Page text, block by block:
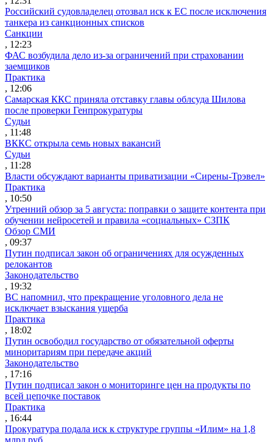
Российский судовладелец отозвал иск к ЕС после исключения
танкера из санкционных списков
Санкции
, 12:23
ФАС возбудила дело из-за ограничений при страховании
заемщиков
Практика
, 12:06
Самарская ККС приняла отставку главы облсуда Шилова
после проверки Генпрокуратуры
Судьи
, 11:48
ВККС открыла семь новых вакансий
Судьи
, 11:28
Власти обсуждают варианты приватизации «Сирены-Трэвел»
Практика
, 10:50
Утренний обзор за 5 августа: поправки о защите контента при
обучении нейросетей и правила «социальных» СЗПК
Обзор СМИ
, 09:37
Путин подписал закон об ограничениях для осужденных
релокантов
Законодательство
, 19:32
ВС напомнил, что прекращение уголовного дела не
исключает взыскания ущерба
Практика
, 18:02
Путин освободил государство от обязательной оферты
миноритариям при передаче акций
Законодательство
, 17:16
Путин подписал закон о мониторинге цен на продукты по
всей цепочке поставок
Практика
, 16:44
Прокуратура подала иск к структуре группы «Илим» на 1,8
млрд руб.